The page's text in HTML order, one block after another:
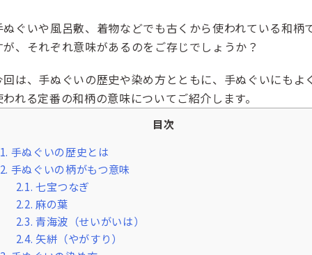
ぬぐいや風呂敷、着物などでも古くから使われている和柄
が、それぞれ意味があるのをご存じでしょうか？
回は、手ぬぐいの歴史や染め方とともに、手ぬぐいにもよ
われる定番の和柄の意味についてご紹介します。
目次
1. 手ぬぐいの歴史とは
2. 手ぬぐいの柄がもつ意味
2.1. 七宝つなぎ
2.2. 麻の葉
2.3. 青海波（せいがいは）
2.4. 矢絣（やがすり）